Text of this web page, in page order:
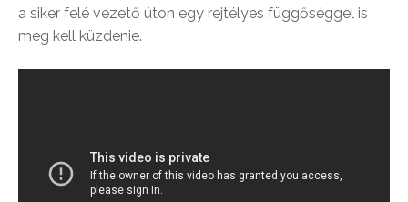
a siker felé vezető úton egy rejtélyes függőséggel is
meg kell küzdenie.